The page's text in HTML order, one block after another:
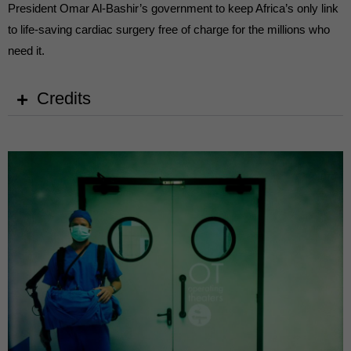
President Omar Al-Bashir’s government to keep Africa’s only link
to life-saving cardiac surgery free of charge for the millions who
need it.
Credits
die einwandfreie Funktion der Website erforderlich.
Cookie-Informationen anzeigen
Externe Medien (7)
standardmäßig blockiert. Wenn Cookies von externen Medien akzeptiert
Datenschutzerklärung